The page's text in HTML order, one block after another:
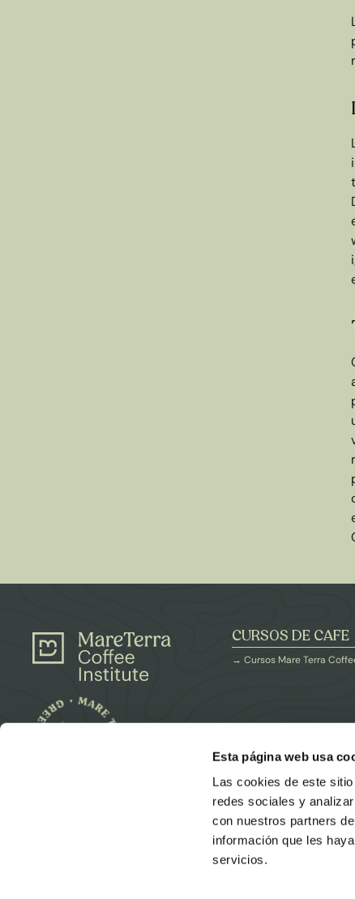
Esta página web usa
Las cookies de este
redes sociales y
con nuestros partners
información que les
servicios.
CURSOS DE CAFE
→ Cursos Mare Terra
PARTNERS
MareTerra Coffee